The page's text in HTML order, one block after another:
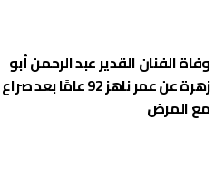
وفاة الفنان القدير عبد الرحمن أبو
زهرة عن عمر ناهز 92 عامًا بعد صراع
مع المرض